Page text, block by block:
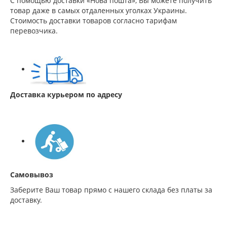
товар даже в самых отдаленных уголках Украины.
Стоимость доставки товаров согласно тарифам
перевозчика.
Доставка курьером по адресу
Самовывоз
Заберите Ваш товар прямо с нашего склада без платы за
доставку.